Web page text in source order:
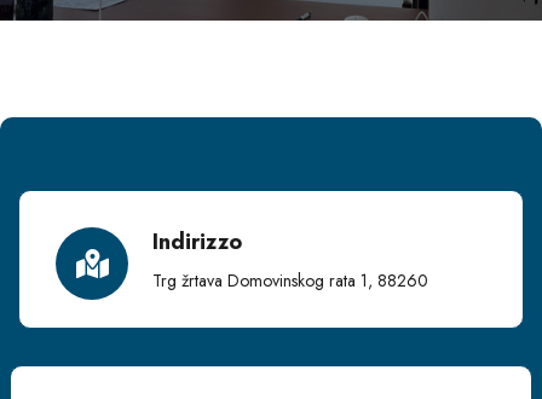
Indirizzo
Trg žrtava Domovinskog rata 1, 88260